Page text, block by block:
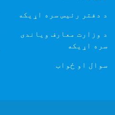
د دفتر رئیس سره اړیکه
د وزارت معارف ویاندی
سره اړیکه
سوال او ځواب